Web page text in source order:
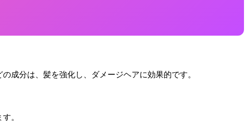
成分は、髪を強化し、ダメージヘアに効果的です。
。